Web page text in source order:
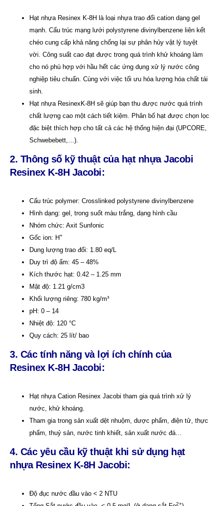
Hạt nhựa Resinex K-8H là loại nhựa trao đổi cation dạng gel
mạnh. Cấu trúc mạng lưới polystyrene divinylbenzene liên kết
chéo cung cấp khả năng chống lại sự phân hủy vật lý tuyệt
vời. Công suất cao đạt được trong quá trình khử khoáng làm
cho nó phù hợp với hầu hết các ứng dụng xử lý nước công
nghiệp tiêu chuẩn. Cùng với việc tối ưu hóa lượng hóa chất tái
sinh.
Hạt nhựa ResinexK-8H sẽ giúp bạn thu được nước quá trình
chất lượng cao một cách tiết kiệm. Phân bố hạt được chọn lọc
đặc biệt thích hợp cho tất cả các hệ thống hiện đại (UPCORE,
Schwebebett,…).
2. Thông số kỹ thuật của hạt nhựa Jacobi
Resinex K-8H Jacobi:
Cấu trúc polymer: Crosslinked polystyrene divinylbenzene
Hình dạng: gel, trong suốt màu trắng, dạng hình cầu
Nhóm chức: Axit Sunfonic
Gốc ion: H+
Dung lượng trao đổi: 1.80 eq/L
Duy trì độ ẩm: 45 – 48%
Kích thước hạt: 0.42 – 1.25 mm
Mật độ: 1.21 g/cm3
Khối lượng riêng: 780 kg/m³
pH: 0 – 14
Nhiệt độ: 120 °C
Quy cách: 25 lít/ bao
3. Các tính năng và lợi ích chính của
Resinex K-8H Jacobi:
Hạt nhựa Cation Resinex Jacobi tham gia quá trình xử lý
nước, khử khoáng.
Tham gia trong sản xuất dệt nhuộm, dược phẩm, điện tử, thực
phẩm, thuỷ sản, nước tinh khiết, sản xuất nước đá…
4. Các yêu cầu kỹ thuật khi sử dụng hạt
nhựa Resinex K-8H Jacobi:
Độ đục nước đầu vào < 2 NTU
2+